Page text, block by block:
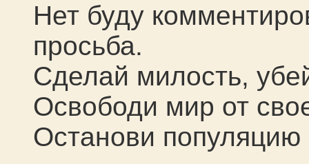
Нет буду
просьба.
Сделай милость,
Освободи мир от
Останови популяцию